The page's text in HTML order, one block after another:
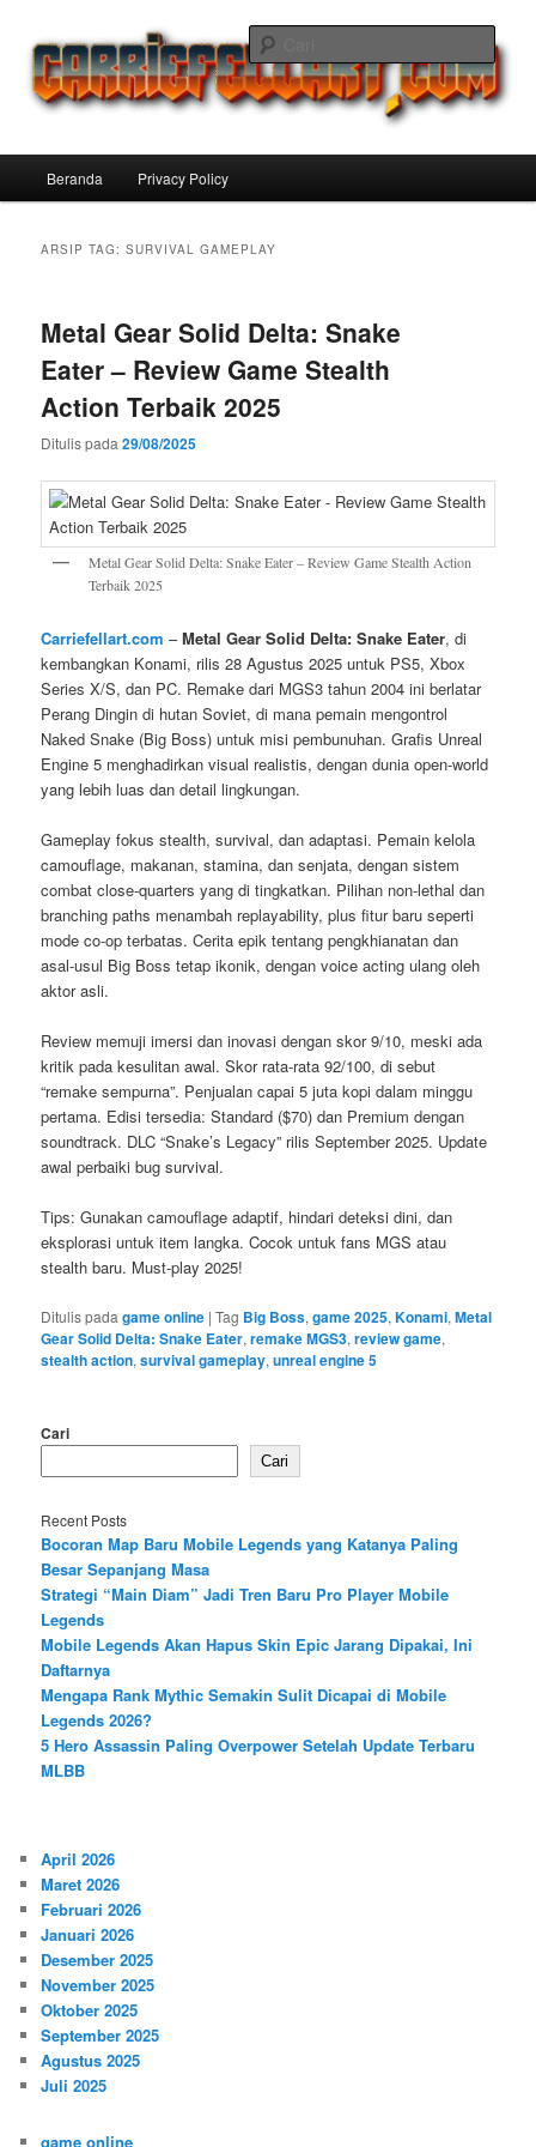
konten
utama
konten
sekunderCarriefellart Pilihan Terbaik Game
Offline Android 2025 yang Wajib
Kamu Coba
Cari
Beranda Privacy Policy
ARSIP TAG:SURVIVAL GAMEPLAY
Metal Gear Solid Delta: Snake
Eater – Review Game Stealth
Action Terbaik 2025
Ditulis pada29/08/2025
Metal Gear Solid Delta: Snake Eater – Review Game Stealth Action
Terbaik 2025
Carriefellart.com –Metal Gear Solid Delta: Snake Eater, di
kembangkan Konami, rilis 28 Agustus 2025 untuk PS5, Xbox
Series X/S, dan PC. Remake dari MGS3 tahun 2004 ini berlatar
Perang Dingin di hutan Soviet, di mana pemain mengontrol
Naked Snake (Big Boss) untuk misi pembunuhan. Grafis Unreal
Engine 5 menghadirkan visual realistis, dengan dunia open-world
yang lebih luas dan detail lingkungan.
Gameplay fokus stealth, survival, dan adaptasi. Pemain kelola
camouflage, makanan, stamina, dan senjata, dengan sistem
combat close-quarters yang di tingkatkan. Pilihan non-lethal dan
branching paths menambah replayability, plus fitur baru seperti
mode co-op terbatas. Cerita epik tentang pengkhianatan dan
asal-usul Big Boss tetap ikonik, dengan voice acting ulang oleh
aktor asli.
Review memuji imersi dan inovasi dengan skor 9/10, meski ada
kritik pada kesulitan awal. Skor rata-rata 92/100, di sebut
“remake sempurna”. Penjualan capai 5 juta kopi dalam minggu
pertama. Edisi tersedia: Standard ($70) dan Premium dengan
soundtrack. DLC “Snake’s Legacy” rilis September 2025. Update
awal perbaiki bug survival.
Tips: Gunakan camouflage adaptif, hindari deteksi dini, dan
eksplorasi untuk item langka. Cocok untuk fans MGS atau
stealth baru. Must-play 2025!
Ditulis pada game online |Tag Big Boss,game 2025,Konami,Metal
Gear Solid Delta: Snake Eater,remake MGS3,review game,
stealth action,survival gameplay,unreal engine 5
Cari
Cari
Recent Posts
Bocoran Map Baru Mobile Legends yang Katanya Paling
Besar Sepanjang Masa
Strategi “Main Diam” Jadi Tren Baru Pro Player Mobile
Legends
Mobile Legends Akan Hapus Skin Epic Jarang Dipakai, Ini
Daftarnya
Mengapa Rank Mythic Semakin Sulit Dicapai di Mobile
Legends 2026?
5 Hero Assassin Paling Overpower Setelah Update Terbaru
MLBB
April 2026
Maret 2026
Februari 2026
Januari 2026
Desember 2025
November 2025
Oktober 2025
September 2025
Agustus 2025
Juli 2025
game online